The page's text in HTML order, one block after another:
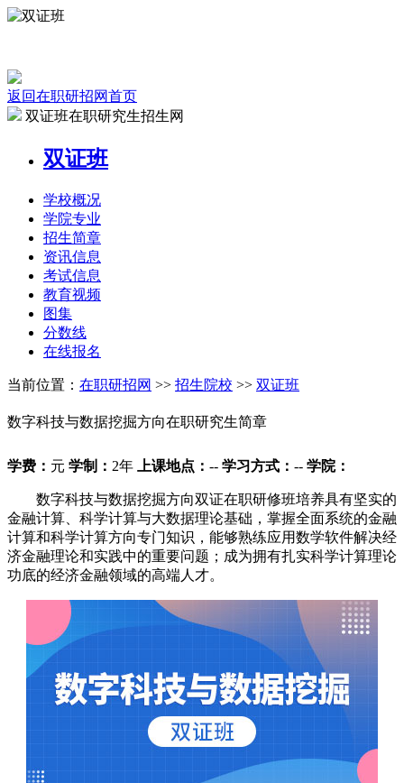
返回在职研招网首页
双证班在职研究生招生网
双证班
学校概况
学院专业
招生简章
资讯信息
考试信息
教育视频
图集
分数线
在线报名
当前位置： 在职研招网 >> 招生院校 >> 双证班
数字科技与数据挖掘方向在职研究生简章
学费： 元 学制： 2年 上课地点： -- 学习方式： -- 学院：
数字科技与数据挖掘方向双证在职研修班培养具有坚实的
金融计算、科学计算与大数据理论基础，掌握全面系统的金融
计算和科学计算方向专门知识，能够熟练应用数学软件解决经
济金融理论和实践中的重要问题；成为拥有扎实科学计算理论
功底的经济金融领域的高端人才。